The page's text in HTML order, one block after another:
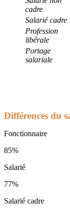
cadre
Salarié cadre
Profession
libérale
Portage
salariale
Différences du
Fonctionnaire
85%
Salarié
77%
Salarié cadre